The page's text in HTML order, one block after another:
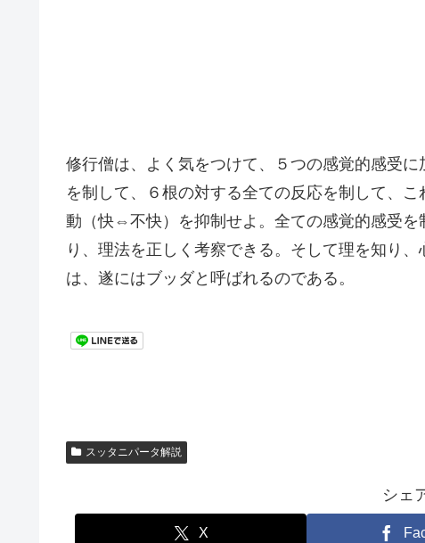
修行僧は、よく気をつけて、５つの感覚的感受
を制して、６根の対する全ての反応を制して、
動（快⇔不快）を抑制せよ。全ての感覚的感受
り、理法を正しく考察できる。そして理を知り
は、遂にはブッダと呼ばれるのである。
スッタニパータ解説
シェ
X